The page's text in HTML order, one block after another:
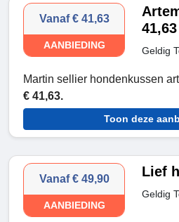
Vanaf € 41,63
AANBIEDING
41,63
Geldig
Martin sellier hondenkussen
€ 41,63.
Toon deze
Vanaf € 49,90
AANBIEDING
Lief
Geldig